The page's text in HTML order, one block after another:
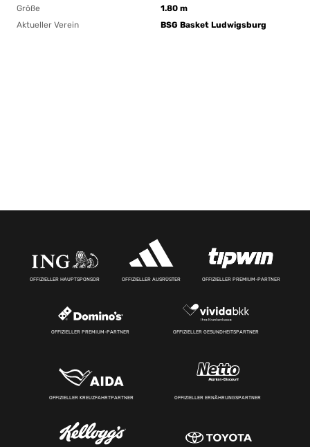
Größe
1.80 m
Aktueller Verein
BSG Basket Ludwigsburg
OFFIZIELLER HAUPTSPONSOR OFFIZIELLER AUSRÜSTER OFFIZIELLER PREMIUM-PARTNER
OFFIZIELLER PREMIUM-PARTNER OFFIZIELLER GESUNDHEITSPARTNER
OFFIZIELLER KREUZFAHRTPARTNER OFFIZIELLER ERNÄHRUNGSPARTNER